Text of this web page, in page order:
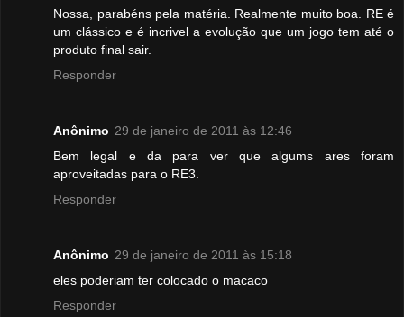
Nossa, parabéns pela matéria. Realmente muito boa. RE é
um clássico e é incrivel a evolução que um jogo tem até o
produto final sair.
Responder
Anônimo 29 de janeiro de 2011 às 12:46
Bem legal e da para ver que algums ares foram
aproveitadas para o RE3.
Responder
Anônimo 29 de janeiro de 2011 às 15:18
eles poderiam ter colocado o macaco
Responder